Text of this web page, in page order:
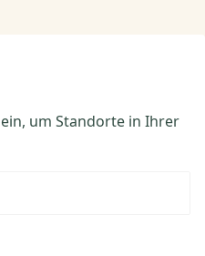
um Standorte in Ihrer